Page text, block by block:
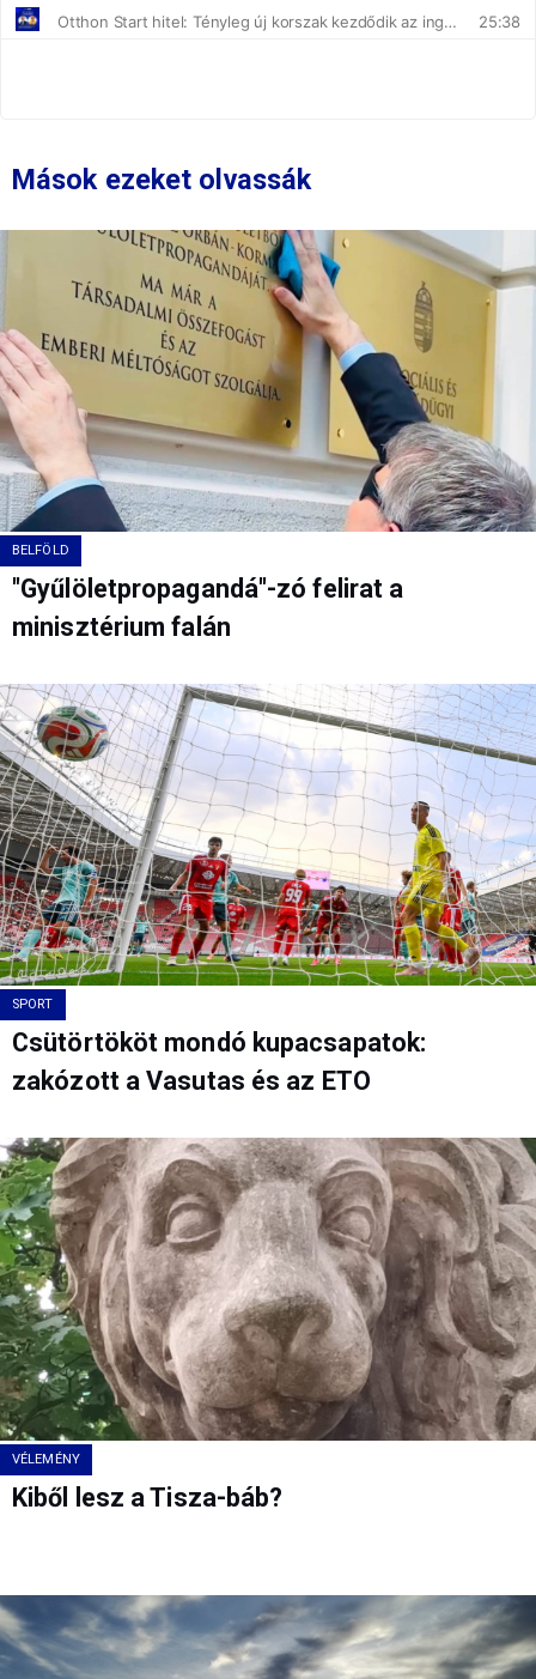
Mások ezeket olvassák
BELFÖLD
"Gyűlöletpropagandá"-zó felirat a
minisztérium falán
SPORT
Csütörtököt mondó kupacsapatok:
zakózott a Vasutas és az ETO
VÉLEMÉNY
Kiből lesz a Tisza-báb?